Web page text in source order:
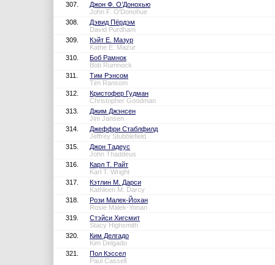
307.
Джон Ф. О’Донохью
John F. O'Donohue
308.
Дэвид Пёрдэм
David Purdham
309.
Кэйт Е. Мазур
Kathe E. Mazur
310.
Боб Рамнок
Bob Rumnock
311.
Тим Рэнсом
Tim Ransom
312.
Кристофер Гудман
Christopher Goodman
313.
Джим Джэнсен
Jim Jansen
314.
Джеффри Стаблфилд
Jeffrey Stubblefield
315.
Джон Тадеус
John Thaddeus
316.
Карл Т. Райт
Karl T. Wright
317.
Кэтлин М. Дарси
Kathleen M. Darcy
318.
Рози Малек-Йохан
Rosie Malek-Yonan
319.
Стэйси Хигсмит
Stacy Highsmith
320.
Ким Делгадо
Kim Delgado
321.
Пол Кэссел
Paul Cassell